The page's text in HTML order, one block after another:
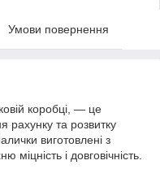
Умови повернення
коробці, — це
рахунку та розвитку
виготовлені з
міцність і довговічність.